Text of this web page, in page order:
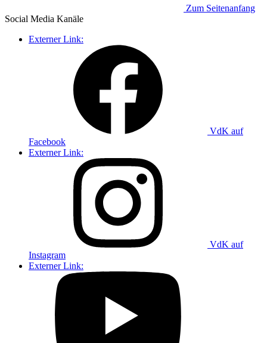
Zum Seitenanfang
Social Media Kanäle
Externer Link:
VdK auf
Facebook
Externer Link:
VdK auf
Instagram
Externer Link: